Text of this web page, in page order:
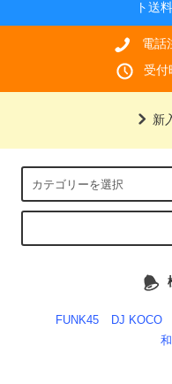
ト送
電話
受付
新
FUNK45 DJ KOCO